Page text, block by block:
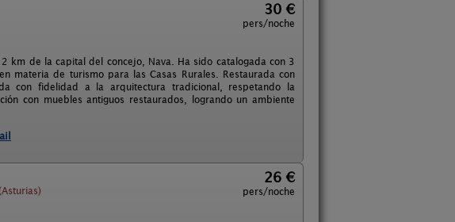
30 €
pers/noche
km de la capital del concejo, Nava. Ha sido catalogada con 3
materia de turismo para las Casas Rurales. Restaurada con
con fidelidad a la arquitectura tradicional, respetando la
con muebles antiguos restaurados, logrando un ambiente
26 €
pers/noche